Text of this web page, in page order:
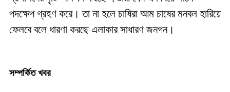
পদক্ষেপ গ্রহণ করে। তা না হলে চাষিরা আম চাষের মনবল হারিয়ে
ফেলবে বলে ধারণা করছে এলাকার সাধারণ জনগন।
সম্পর্কিত খবর